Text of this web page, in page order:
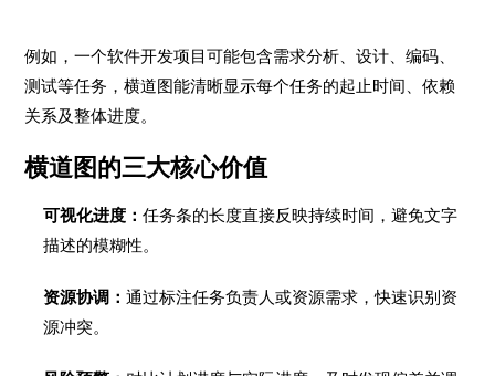
例如，一个软件开发项目可能包含需求分析、设计、编码、
测试等任务，横道图能清晰显示每个任务的起止时间、依赖
关系及整体进度。
横道图的三大核心价值
可视化进度：任务条的长度直接反映持续时间，避免文字
描述的模糊性。
资源协调：通过标注任务负责人或资源需求，快速识别资
源冲突。